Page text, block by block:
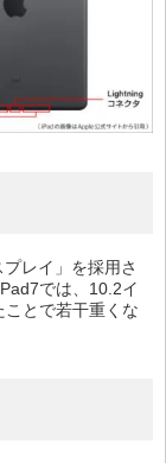
レイ」を採用さ
では、10.2イ
とで若干重くな